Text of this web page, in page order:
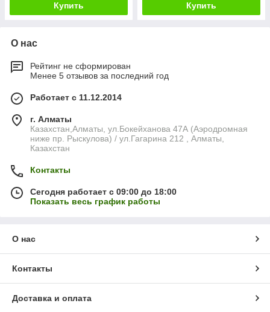
Купить Купить
О нас
Рейтинг не сформирован
Менее 5 отзывов за последний год
Работает с 11.12.2014
г. Алматы
Казахстан,Алматы, ул.Бокейханова 47А (Аэродромная
ниже пр. Рыскулова) / ул.Гагарина 212 , Алматы,
Казахстан
Контакты
Сегодня работает с 09:00 до 18:00
Показать весь график работы
О нас
Контакты
Доставка и оплата